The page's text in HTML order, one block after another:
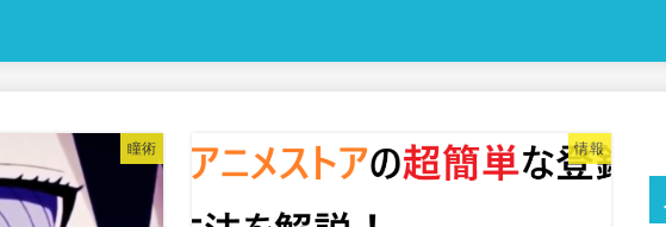
瞳術 情報